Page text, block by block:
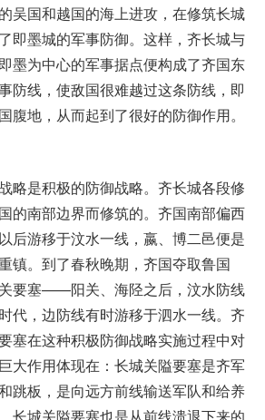
吴国和越国的海上进攻，在修筑长城
即墨城的军事防御。这样，齐长城与
墨为中心的军事据点便构成了齐国东
防线，使敌国很难越过这条防线，即
腹地，从而起到了很好的防御作用。
略是积极的防御战略。齐长城各段修
的南部边界而修筑的。齐国南部偏西
后游移于汶水一线，嬴、博二邑便是
镇。到了春秋晚期，齐国夺取鲁国
要塞——阳关、海陉之后，汶水防线
代，边防线有时游移于泗水一线。齐
塞在这种积极防御战略实施过程中对
大作用体现在：长城关隘要塞是齐军
跳板，是向远方前线输送军队和给养